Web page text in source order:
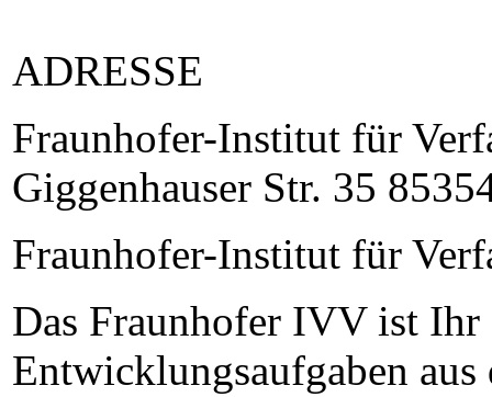
ADRESSE
Fraunhofer-Institut für
Giggenhauser Str. 35
Fraunhofer-Institut für
Das Fraunhofer IVV ist Ihr
Entwicklungsaufgaben